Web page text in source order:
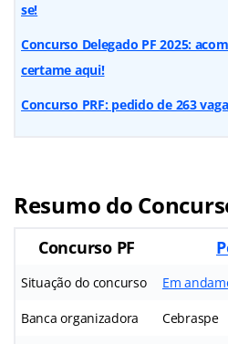
se!
Concurso Delegado PF 2025:
certame aqui!
Concurso PRF: pedido de 263
Resumo do
Concurso PF
Situação do concurso Em
Banca organizadora Cebraspe